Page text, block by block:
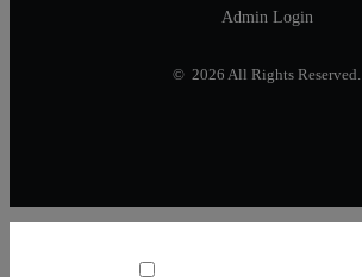
Admin Login
© 2026 All Rights Reserved.